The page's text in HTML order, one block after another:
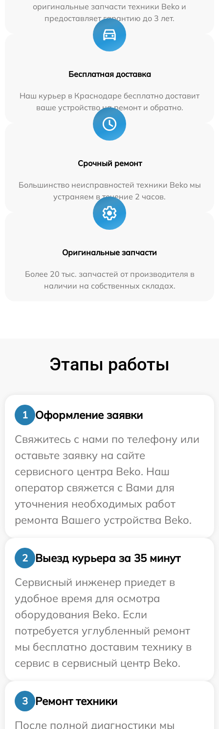
оригинальные запчасти техники Beko и
предоставляет гарантию до 3 лет.
Бесплатная доставка
Наш курьер в Краснодаре бесплатно доставит
ваше устройство на ремонт и обратно.
Срочный ремонт
Большинство неисправностей техники Beko мы
устраняем в течение 2 часов.
Оригинальные запчасти
Более 20 тыс. запчастей от производителя в
наличии на собственных складах.
Этапы работы
1
Оформление заявки
Свяжитесь с нами по телефону или
оставьте заявку на сайте
сервисного центра Beko. Наш
оператор свяжется с Вами для
уточнения необходимых работ
ремонта Вашего устройства Beko.
2
Выезд курьера за 35 минут
Сервисный инженер приедет в
удобное время для осмотра
оборудования Beko. Если
потребуется углубленный ремонт
мы бесплатно доставим технику в
сервис в сервисный центр Beko.
3
Ремонт техники
После полной диагностики мы